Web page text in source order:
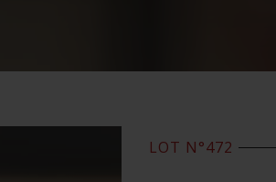
LOT N°472